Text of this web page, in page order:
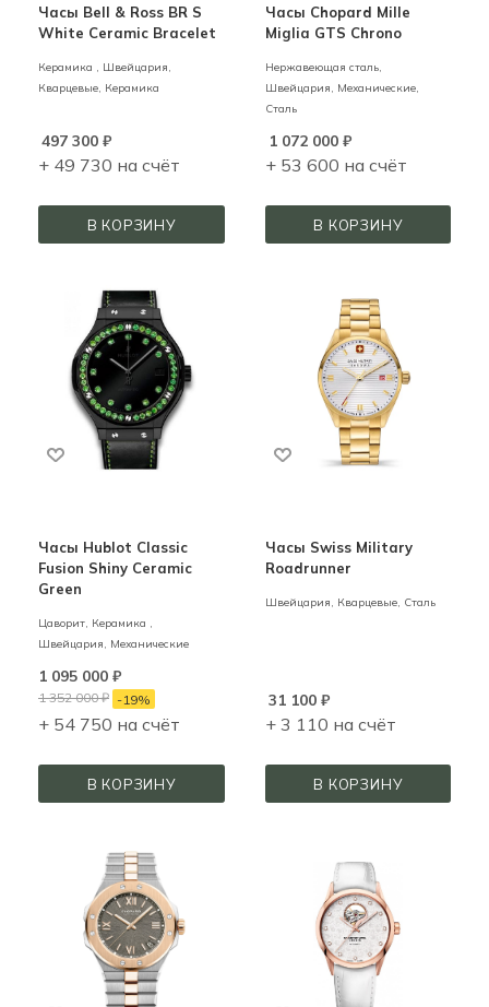
Часы Bell & Ross BR S
White Ceramic Bracelet
Керамика , Швейцария,
Кварцевые, Керамика
497 300 ₽
+ 49 730 на счёт
В КОРЗИНУ
Часы Chopard Mille
Miglia GTS Chrono
Нержавеющая сталь,
Швейцария, Механические,
Сталь
1 072 000₽
+ 53 600 на счёт
В КОРЗИНУ
Часы Hublot Classic
Fusion Shiny Ceramic
Green
Цаворит, Керамика ,
Швейцария, Механические
1 095 000 ₽
1 352 000₽ -19%
+ 54 750 на счёт
В КОРЗИНУ
Часы Swiss Military
Roadrunner
Швейцария, Кварцевые, Сталь
31 100₽
+ 3 110 на счёт
В КОРЗИНУ